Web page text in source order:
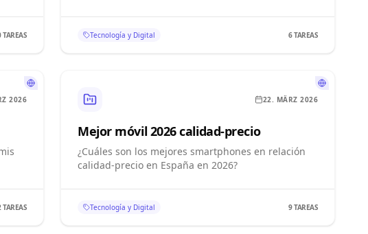
TAREAS Tecnología y Digital 6TAREAS
2026
TAREAS
22. MÄRZ 2026
Mejor móvil 2026 calidad-precio
¿Cuáles son los mejores smartphones en relación
calidad-precio en España en 2026?
Tecnología y Digital 9TAREAS